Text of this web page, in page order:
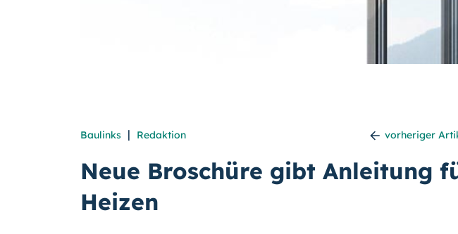
Baulinks | Redaktion vorheriger
Neue Broschüre gibt Anleitung
Heizen